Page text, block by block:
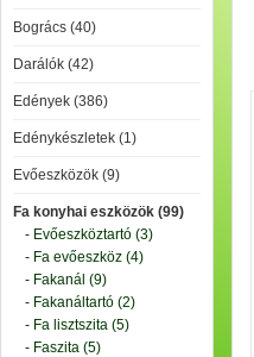
Bogrács (40)
Darálók (42)
Edények (386)
Edénykészletek (1)
Evőeszközök (9)
Fa konyhai eszközök (99)
- Evőeszköztartó (3)
- Fa evőeszköz (4)
- Fakanál (9)
- Fakanáltartó (2)
- Fa lisztszita (5)
- Faszita (5)